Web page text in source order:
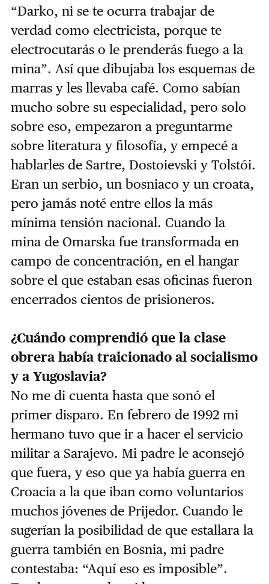
“Darko, ni se te ocurra trabajar de
verdad como electricista, porque te
electrocutarás o le prenderás fuego a la
mina”. Así que dibujaba los esquemas de
marras y les llevaba café. Como sabían
mucho sobre su especialidad, pero solo
sobre eso, empezaron a preguntarme
sobre literatura y filosofía, y empecé a
hablarles de Sartre, Dostoievski y Tolstói.
Eran un serbio, un bosniaco y un croata,
pero jamás noté entre ellos la más
mínima tensión nacional. Cuando la
mina de Omarska fue transformada en
campo de concentración, en el hangar
sobre el que estaban esas oficinas fueron
encerrados cientos de prisioneros.
¿Cuándo comprendió que la clase
obrera había traicionado al socialismo
y a Yugoslavia?
No me di cuenta hasta que sonó el
primer disparo. En febrero de 1992 mi
hermano tuvo que ir a hacer el servicio
militar a Sarajevo. Mi padre le aconsejó
que fuera, y eso que ya había guerra en
Croacia a la que iban como voluntarios
muchos jóvenes de Prijedor. Cuando le
sugerían la posibilidad de que estallara la
guerra también en Bosnia, mi padre
contestaba: “Aquí eso es imposible”.